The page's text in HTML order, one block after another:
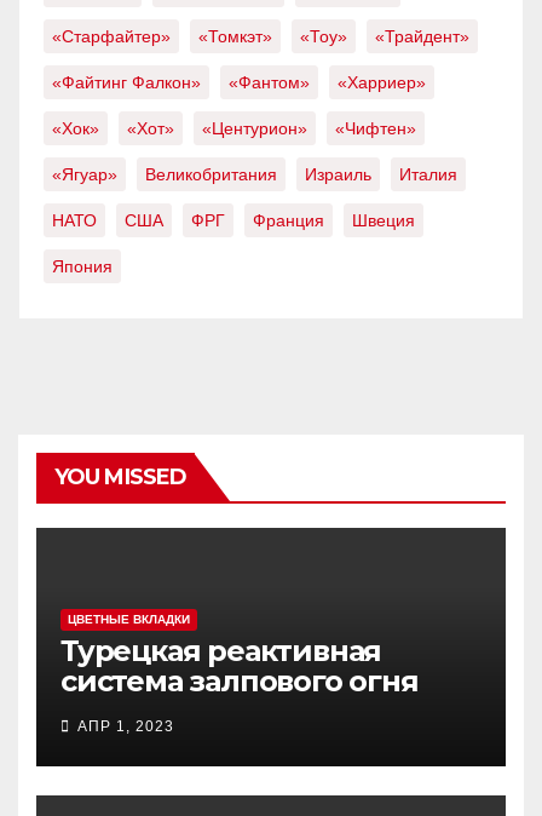
«Старфайтер» «Томкэт» «Тоу» «Трайдент»
«Файтинг Фалкон» «Фантом» «Харриер»
«Хок» «Хот» «Центурион» «Чифтен»
«Ягуар» Великобритания Израиль Италия
НАТО США ФРГ Франция Швеция
Япония
YOU MISSED
ЦВЕТНЫЕ ВКЛАДКИ
Турецкая реактивная
система залпового огня
АПР 1, 2023